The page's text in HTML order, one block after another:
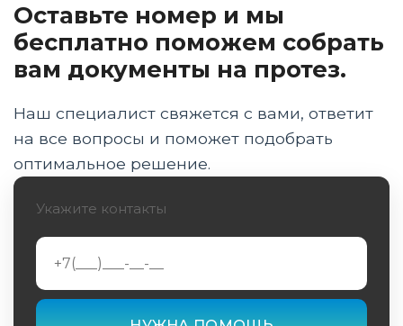
Процесс изготовления индивидуального
тутора
Преимущества индивидуальных туторов
Инновации в области туторов
Особенности использования туторов в
педиатрии
Реабилитация с использованием туторов
Оставьте номер и мы
бесплатно поможем собрать
вам документы на протез.
Наш специалист свяжется с вами, ответит
на все вопросы и поможет подобрать
оптимальное решение.
Укажите контакты